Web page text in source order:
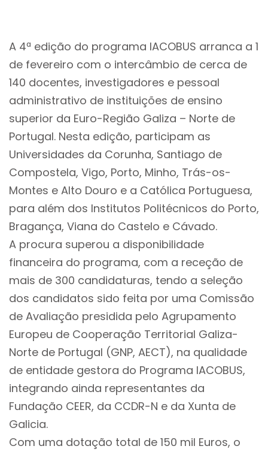
A 4ª edição do programa IACOBUS arranca a 1
de fevereiro com o intercâmbio de cerca de
140 docentes, investigadores e pessoal
administrativo de instituições de ensino
superior da Euro-Região Galiza – Norte de
Portugal. Nesta edição, participam as
Universidades da Corunha, Santiago de
Compostela, Vigo, Porto, Minho, Trás-os-
Montes e Alto Douro e a Católica Portuguesa,
para além dos Institutos Politécnicos do Porto,
Bragança, Viana do Castelo e Cávado.
A procura superou a disponibilidade
financeira do programa, com a receção de
mais de 300 candidaturas, tendo a seleção
dos candidatos sido feita por uma Comissão
de Avaliação presidida pelo Agrupamento
Europeu de Cooperação Territorial Galiza-
Norte de Portugal (GNP, AECT), na qualidade
de entidade gestora do Programa IACOBUS,
integrando ainda representantes da
Fundação CEER, da CCDR-N e da Xunta de
Galicia.
Com uma dotação total de 150 mil Euros, o